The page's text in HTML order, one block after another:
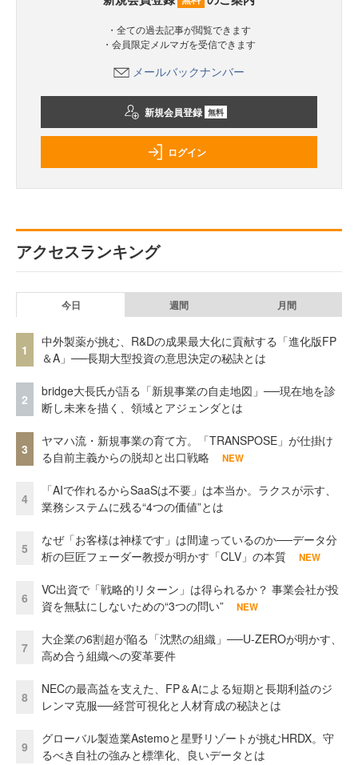
・全ての過去記事が閲覧できます
・会員限定メルマガを受信できます
メールバックナンバー
新規会員登録 無料
ログイン
アクセスランキング
今日 週間 月間
1
中外製薬が挑む、R&Dの成果最大化に貢献する「進化版FP
＆A」──長期大型投資の意思決定の秘訣とは
2
bridge大長氏が語る「新規事業の自走地図」──現在地を診
断し未来を描く、領域とアジェンダとは
3
ヤマハ流・新規事業の育て方。「TRANSPOSE」が仕掛け
る自前主義からの脱却と出口戦略
NEW
4
「AIで作れるからSaaSは不要」は本当か。ラクスが示す、
業務システムに残る“4つの価値”とは
5
なぜ「お客様は神様です」は間違っているのか──データ分
析の巨匠フェーダー教授が明かす「CLV」の本質
NEW
6
VC出資で「戦略的リターン」は得られるか？ 事業会社が投
資を無駄にしないための“3つの問い”
NEW
7
大企業の6割超が陥る「沈黙の組織」──U-ZEROが明かす、
高め合う組織への変革要件
8
NECの最高益を支えた、FP＆Aによる短期と長期利益のジ
レンマ克服──経営可視化と人材育成の秘訣とは
9
グローバル製造業Astemoと星野リゾートが挑むHRDX。守
るべき自社の強みと標準化、良いデータとは